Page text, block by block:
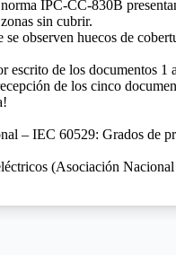
IPC-CC-830B
sin cubrir.
observen huecos de
de los documentos 1
de los cinco
– IEC 60529: Grados de
(Asociación